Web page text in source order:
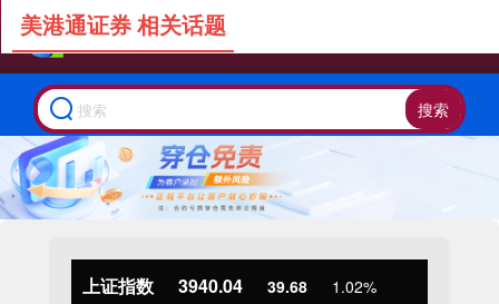
搜索
上证指数 3940.04 39.68 1.02%
美港通证券 相关话题